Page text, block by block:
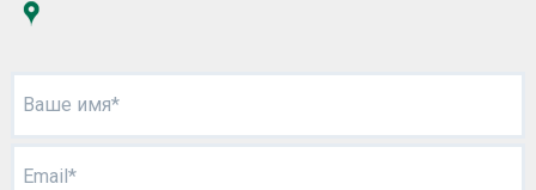
Ваше имя*
Email*